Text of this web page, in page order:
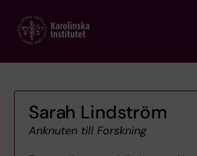
main
Sarah Lindström
Anknuten till Forskning